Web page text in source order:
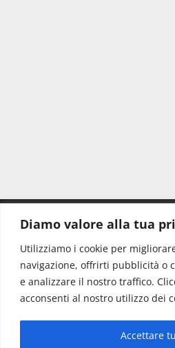
Diamo valore alla tua
Utilizziamo i cookie per
navigazione, offrirti pubblicità o
e analizzare il nostro traffico.
acconsenti al nostro utilizzo dei
Accettare
Redazione:
Direttore:
Info & Commerciale: